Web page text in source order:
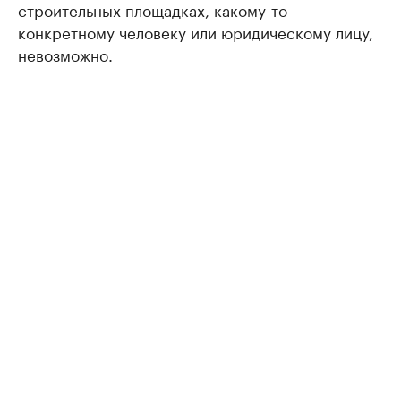
строительных площадках, какому-то
конкретному человеку или юридическому лицу,
невозможно.